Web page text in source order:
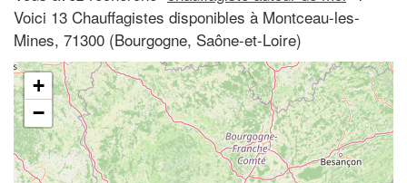
Voici 13 Chauffagistes disponibles à Montceau-les-
Mines, 71300 (Bourgogne, Saône-et-Loire)
+
−